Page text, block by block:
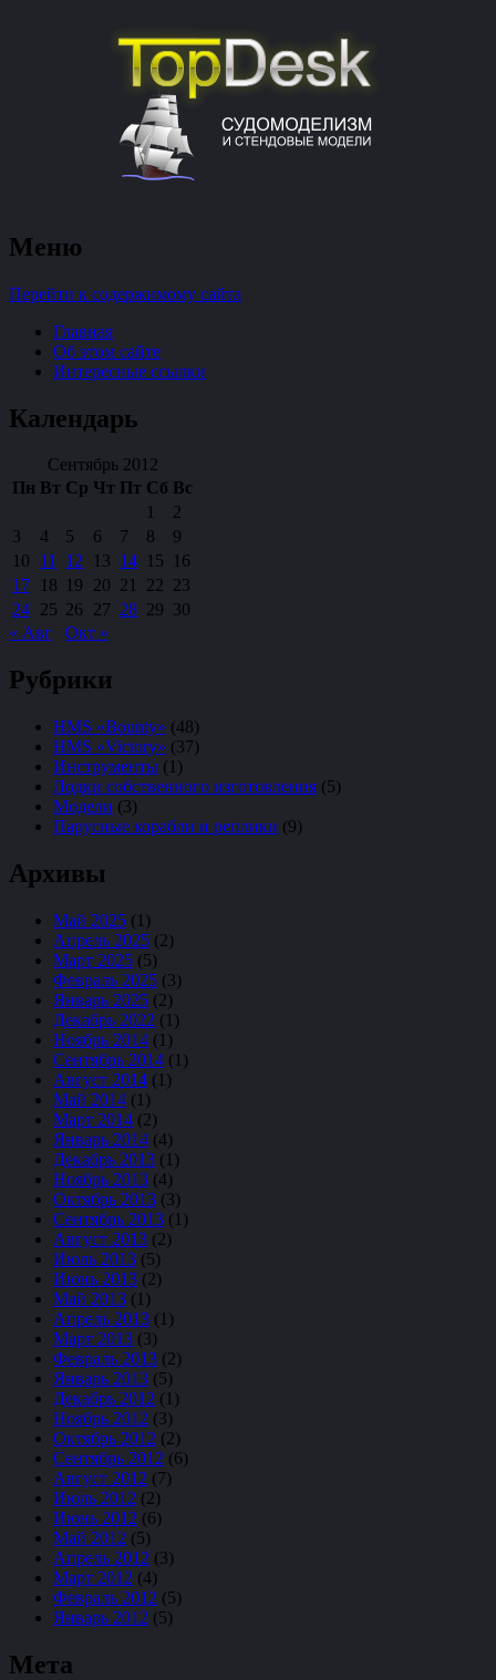
TopDesk
судомоделизм и стендовые модели
Меню
Перейти к содержимому сайта
Главная
Об этом сайте
Интересные ссылки
Календарь
Сентябрь 2012
Пн Вт Ср Чт Пт Сб Вс
1
2
3
4 5 6 7 8
9
10
11 12 13 14 15
16
17
18 19 20 21 22 23
24 25 26 27 28 29 30
« Авг
Окт »
Рубрики
HMS «Bounty» (48)
HMS «Victory» (37)
Инструменты (1)
Лодки собственного изготовления (5)
Модели (3)
Парусные корабли и реплики (9)
Архивы
Май 2025 (1)
Апрель 2025 (2)
Март 2025 (5)
Февраль 2025 (3)
Январь 2025 (2)
Декабрь 2022 (1)
Ноябрь 2014 (1)
Сентябрь 2014 (1)
Август 2014 (1)
Май 2014 (1)
Март 2014 (2)
Январь 2014 (4)
Декабрь 2013 (1)
Ноябрь 2013 (4)
Октябрь 2013 (3)
Сентябрь 2013 (1)
Август 2013 (2)
Июль 2013 (5)
Июнь 2013 (2)
Май 2013 (1)
Апрель 2013 (1)
Март 2013 (3)
Февраль 2013 (2)
Январь 2013 (5)
Декабрь 2012 (1)
Ноябрь 2012 (3)
Октябрь 2012 (2)
Сентябрь 2012 (6)
Август 2012 (7)
Июль 2012 (2)
Июнь 2012 (6)
Май 2012 (5)
Апрель 2012 (3)
Март 2012 (4)
Февраль 2012 (5)
Январь 2012 (5)
Мета